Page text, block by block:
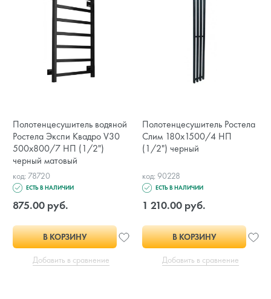
Полотенцесушитель водяной
Ростела Экспи Квадро V30
500х800/7 НП (1/2")
черный матовый
код: 78720
ЕСТЬ В НАЛИЧИИ
875.00 руб.
В КОРЗИНУ
Добавить в сравнение
Полотенцесушитель Ростела
Слим 180х1500/4 НП
(1/2") черный
код: 90228
ЕСТЬ В НАЛИЧИИ
1 210.00 руб.
В КОРЗИНУ
Добавить в сравнение